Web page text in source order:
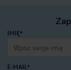
IMIĘ*
E-MAIL*